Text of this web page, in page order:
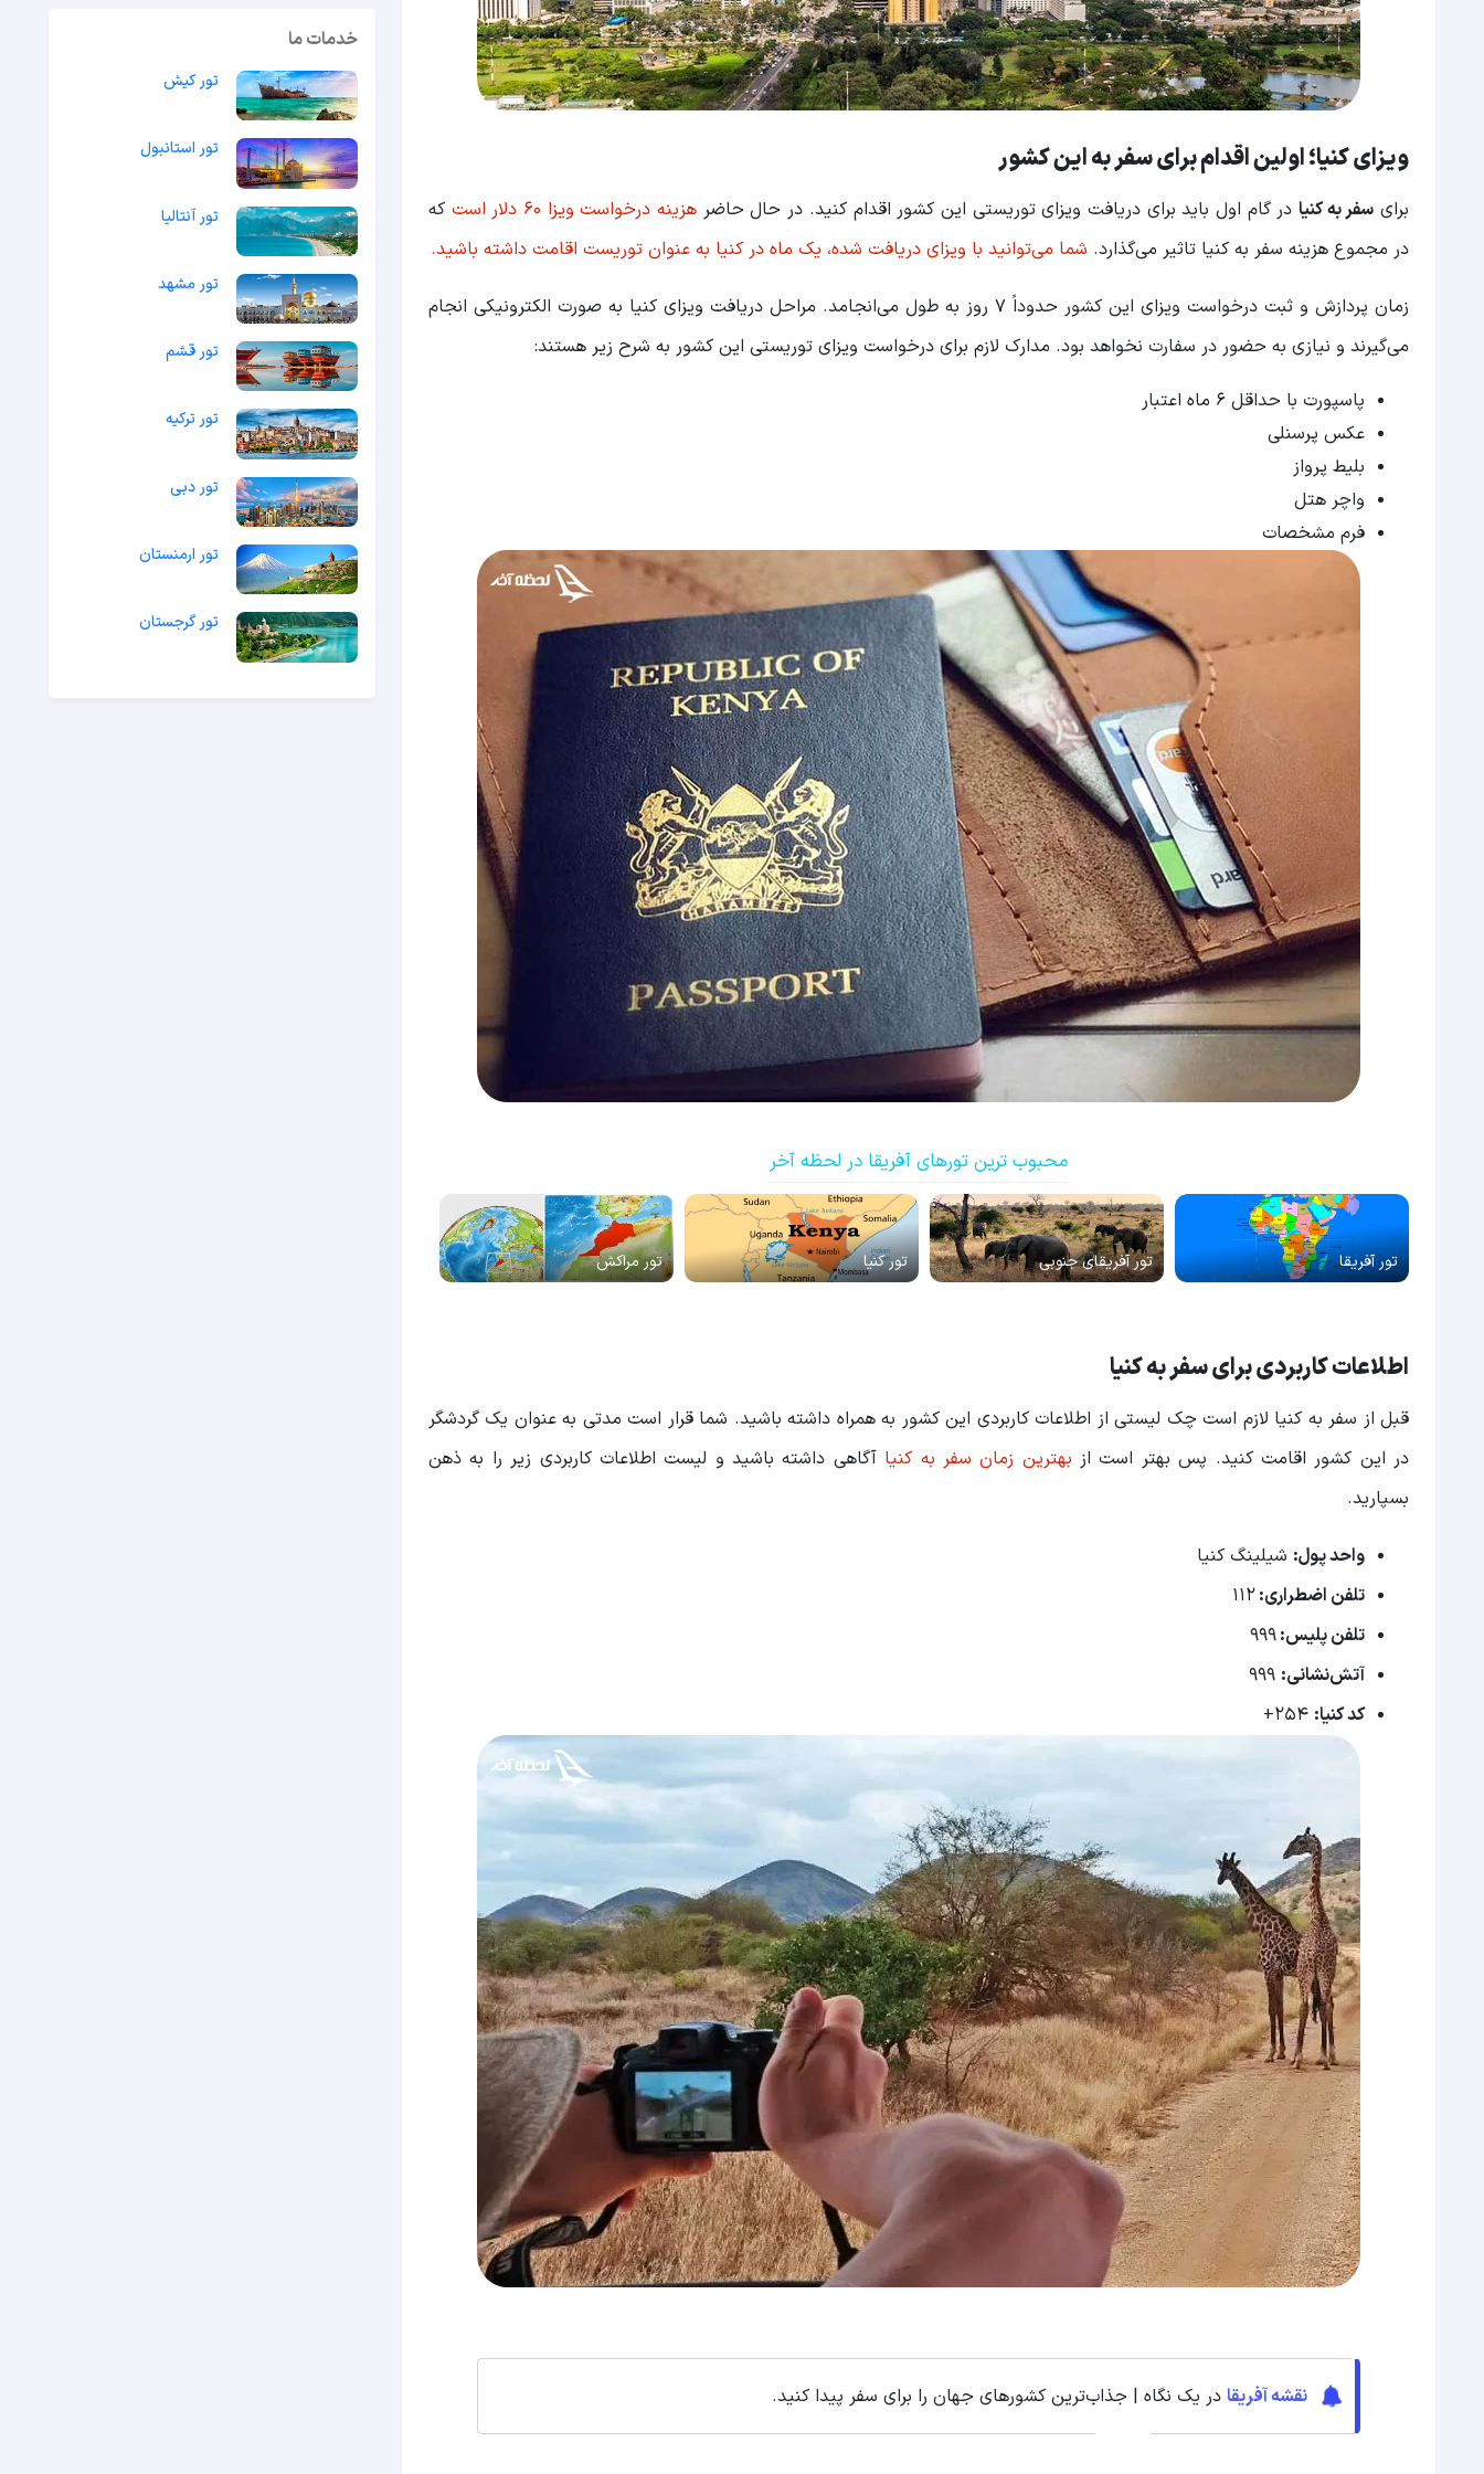
ویزای کنیا؛ اولین اقدام برای سفر به این کشور
برای سفر به کنیا در گام اول باید برای دریافت ویزای توریستی این کشور اقدام کنید. در حال حاضر هزینه درخواست ویزا ۶۰ دلار است
که
در مجموع هزینه سفر به کنیا تاثیر می‌گذارد. شما می‌توانید با ویزای دریافت شده، یک ماه در کنیا به عنوان توریست اقامت داشته باشید.
زمان پردازش و ثبت درخواست ویزای این کشور حدوداً ۷ روز به طول می‌انجامد. مراحل دریافت ویزای کنیا به صورت الکترونیکی انجام
می‌گیرند و نیازی به حضور در سفارت نخواهد بود. مدارک لازم برای درخواست ویزای توریستی این کشور به شرح زیر هستند:
پاسپورت با حداقل ۶ ماه اعتبار
عکس پرسنلی
بلیط پرواز
واچر هتل
فرم مشخصات
محبوب ترین تورهای آفریقا در لحظه آخر
تور آفریقا تور آفریقای جنوبی تور کنیا تور مراکش
اطلاعات کاربردی برای سفر به کنیا
قبل از سفر به کنیا لازم است چک لیستی از اطلاعات کاربردی این کشور به همراه داشته باشید. شما قرار است مدتی به عنوان یک گردشگر
در این کشور اقامت کنید. پس بهتر است از بهترین زمان سفر به کنیا آگاهی داشته باشید و لیست اطلاعات کاربردی زیر را به ذهن
بسپارید.
واحد پول: شیلینگ کنیا
تلفن اضطراری:۱۱۲
تلفن پلیس:۹۹۹
آتش‌نشانی:
کد کنیا:
نقشه آفریقا در یک نگاه | جذاب‌ترین کشورهای جهان را برای سفر پیدا کنید.
خدمات ما
تور کیش
تور استانبول
تور آنتالیا
تور مشهد
تور قشم
تور ترکیه
تور دبی
تور ارمنستان
تور گرجستان